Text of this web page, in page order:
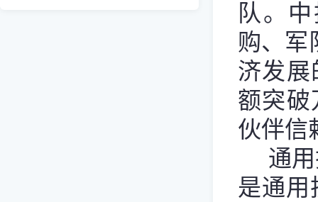
队。
购、军
济发展
额突破
伙伴信
通
是通用